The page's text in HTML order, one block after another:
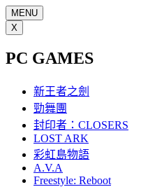
MENU
X
PC GAMES
新王者之劍
勁舞團
封印者：CLOSERS
LOST ARK
彩虹島物語
A.V.A
Freestyle: Reboot